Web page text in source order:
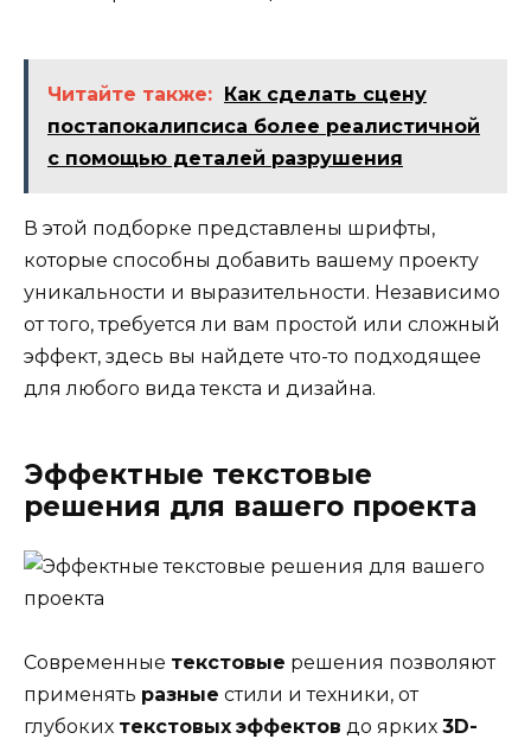
Читайте также: Как сделать сцену
постапокалипсиса более реалистичной
с помощью деталей разрушения
В этой подборке представлены шрифты,
которые способны добавить вашему проекту
уникальности и выразительности. Независимо
от того, требуется ли вам простой или сложный
эффект, здесь вы найдете что-то подходящее
для любого вида текста и дизайна.
Эффектные текстовые
решения для вашего проекта
Современные текстовые решения позволяют
применять разные стили и техники, от
глубоких текстовых эффектов до ярких 3D-